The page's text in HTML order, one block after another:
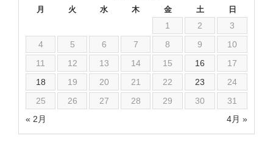
月 火 水 木 金 土 日
« 2月 4月 »
1 2
3
4
5 6 7 8 9
10
11
12 13 14 15 16
17
18
19 20 21 22 23
24
25
26 27 28 29 30 31